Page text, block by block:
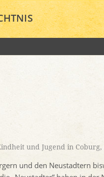
und Jugend in Coburg,
und den Neustadtern